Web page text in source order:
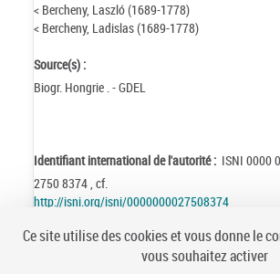
< Bercheny, Laszló (1689-1778)
< Bercheny, Ladislas (1689-1778)
Source(s) :
Biogr. Hongrie . - GDEL
Identifiant international de l'autorité : ISNI 0000
2750 8374 , cf.
http://isni.org/isni/0000000027508374
Notice n° :FRBNF12252370
Mise à jour :92/06/17
Ce site utilise des cookies et vous donne le
vous souhaitez activer